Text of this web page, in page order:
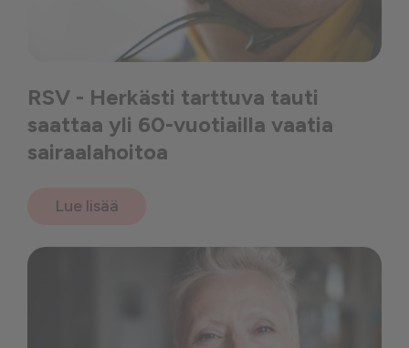
RSV - Herkästi tarttuva tauti
saattaa yli 60-vuotiailla vaatia
sairaalahoitoa
Lue lisää